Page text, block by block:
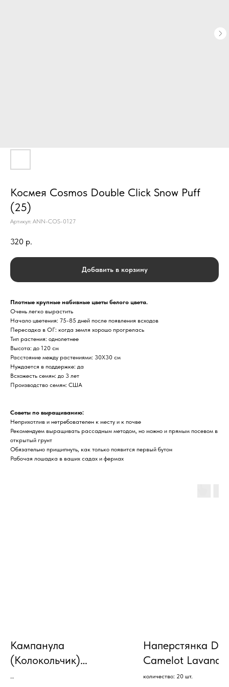
Космея Cosmos Double Click Snow Puff
(25)
Артикул: ANN-COS-0127
320 р.
Добавить в корзину
Плотные крупные набивные цветы белого цвета.
Очень легко вырастить
Начало цветения: 75-85 дней после появления всходов
Пересадка в ОГ: когда земля хорошо прогрелась
Тип растения: однолетнее
Высота: до 120 см
Расстояние между растениями: 30Х30 см
Нуждается в поддержке: да
Всхожесть семян: до 3 лет
Производство семян: США
Советы по выращиванию:
Неприхотлив и нетребователен к месту и к почве
Рекомендуем выращивать рассадным методом, но можно и прямым посевом в
открытый грунт
Обязательно прищипнуть, как только появится первый бутон
Рабочая лошадка в ваших садах и фермах
Кампанула
(Колокольчик)
Champion Lavender F1
Наперстянка
Camelot
(20)
количество: 20 шт.